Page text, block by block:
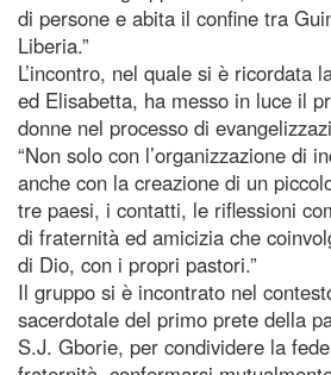
di persone e abita il confine tra
Liberia.”
L’incontro, nel quale si è ricordata
ed Elisabetta, ha messo in luce il
donne nel processo di
“Non solo con l’organizzazione di
anche con la creazione di un
tre paesi, i contatti, le riflessioni
di fraternità ed amicizia che
di Dio, con i propri pastori.”
Il gruppo si è incontrato nel
sacerdotale del primo prete della
S.J. Gborie, per condividere la